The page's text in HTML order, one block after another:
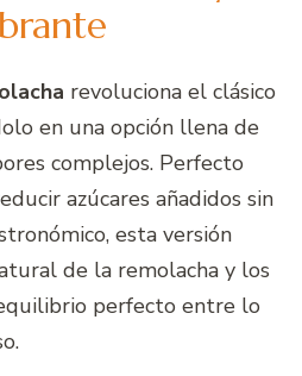
revoluciona el clásico
en una opción llena de
complejos. Perfecto
azúcares añadidos sin
esta versión
de la remolacha y los
perfecto entre lo